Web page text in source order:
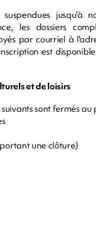
suspendues jusqu'à
les dossiers
par courriel à
est
et de loisirs
sont fermés au
une clôture)